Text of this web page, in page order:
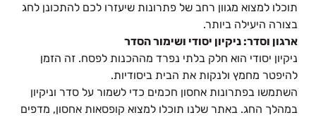
תוכלו למצוא מגוון רחב של פתרונות שיעזרו לכם להתכונן לחג
בצורה היעילה ביותר.
ארגון וסדר: ניקיון יסודי ושימור הסדר
ניקיון יסודי הוא חלק בלתי נפרד מההכנות לפסח. זה הזמן
להיפטר מחמץ ולנקות את הבית ביסודיות.
השתמשו בפתרונות אחסון חכמים כדי לשמור על סדר וניקיון
במהלך החג. באתר שלנו תוכלו למצוא קופסאות אחסון, מדפים